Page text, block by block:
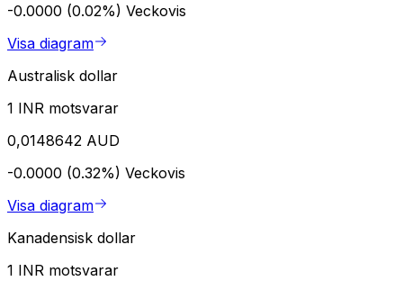
-0.0000 (0.02%) Veckovis
Visa diagram
Australisk dollar
1 INR motsvarar
0,0148642 AUD
-0.0000 (0.32%) Veckovis
Visa diagram
Kanadensisk dollar
1 INR motsvarar